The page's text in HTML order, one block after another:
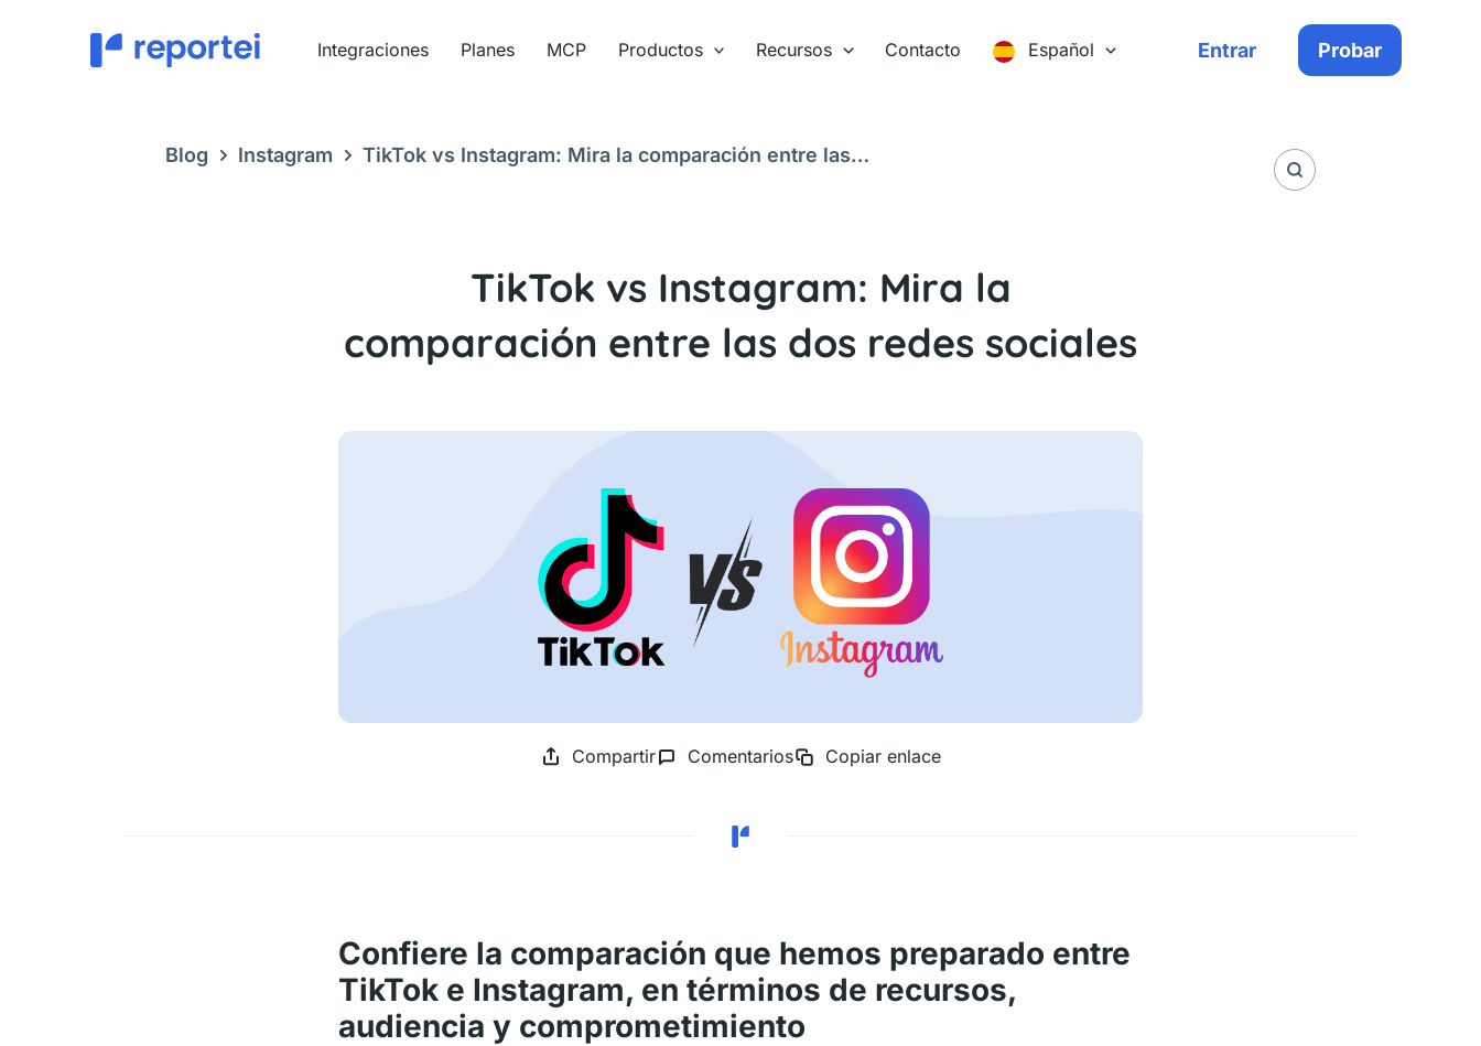
Integraciones Planes MCP Productos Recursos Contacto Español Entrar Probar
Blog Instagram
TikTok vs Instagram: Mira la comparación entre las
TikTok vs Instagram: Mira la
comparación entre las dos redes sociales
Compartir Comentarios Copiar enlace
Confiere la comparación que hemos preparado entre
TikTok e Instagram, en términos de recursos,
audiencia y comprometimiento